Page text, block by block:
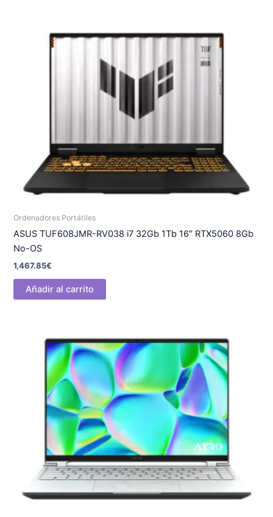
Ordenadores Portátiles
ASUS TUF608JMR-RV038 i7 32Gb 1Tb 16″ RTX5060 8Gb
No-OS
1,467.85€
Añadir al carrito